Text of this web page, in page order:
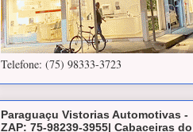
Telefone: (75) 98333-3723
Paraguaçu Vistorias Automotivas -
ZAP: 75-98239-3955| Cabaceiras do